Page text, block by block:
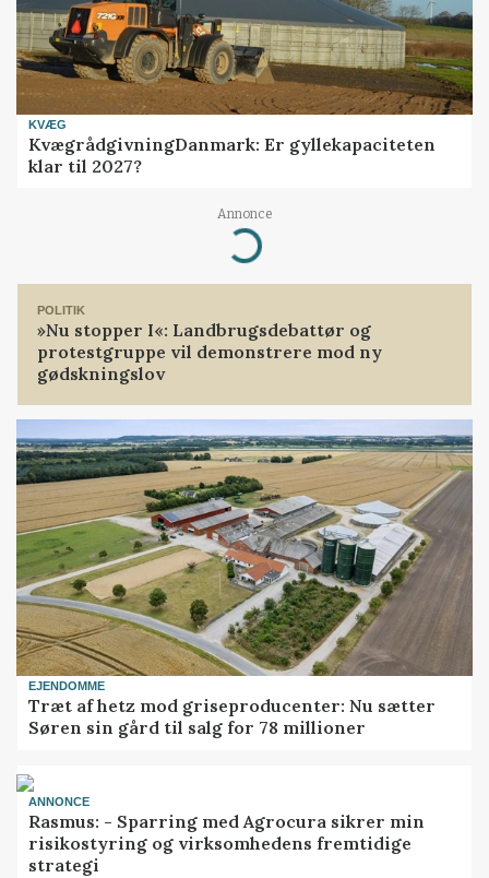
KVÆG
KvægrådgivningDanmark: Er gyllekapaciteten
klar til 2027?
Annonce
Loading...
POLITIK
»Nu stopper I«: Landbrugsdebattør og
protestgruppe vil demonstrere mod ny
gødskningslov
EJENDOMME
Træt af hetz mod griseproducenter: Nu sætter
Søren sin gård til salg for 78 millioner
ANNONCE
Rasmus: - Sparring med Agrocura sikrer min
risikostyring og virksomhedens fremtidige
strategi